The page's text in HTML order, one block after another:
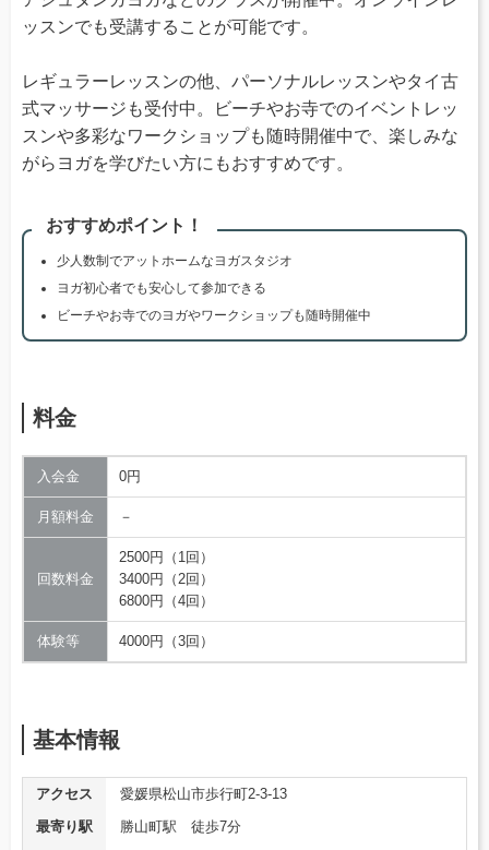
ッスンでも受講することが可能です。
レギュラーレッスンの他、パーソナルレッスンやタイ古
式マッサージも受付中。ビーチやお寺でのイベントレッ
スンや多彩なワークショップも随時開催中で、楽しみな
がらヨガを学びたい方にもおすすめです。
おすすめポイント！
少人数制でアットホームなヨガスタジオ
ヨガ初心者でも安心して参加できる
ビーチやお寺でのヨガやワークショップも随時開催中
料金
入会金 0円
月額料金 －
回数料金
2500円（1回）
3400円（2回）
6800円（4回）
体験等 4000円（3回）
基本情報
アクセス
愛媛県松山市歩行町2-3-13
最寄り駅
勝山町駅 徒歩7分